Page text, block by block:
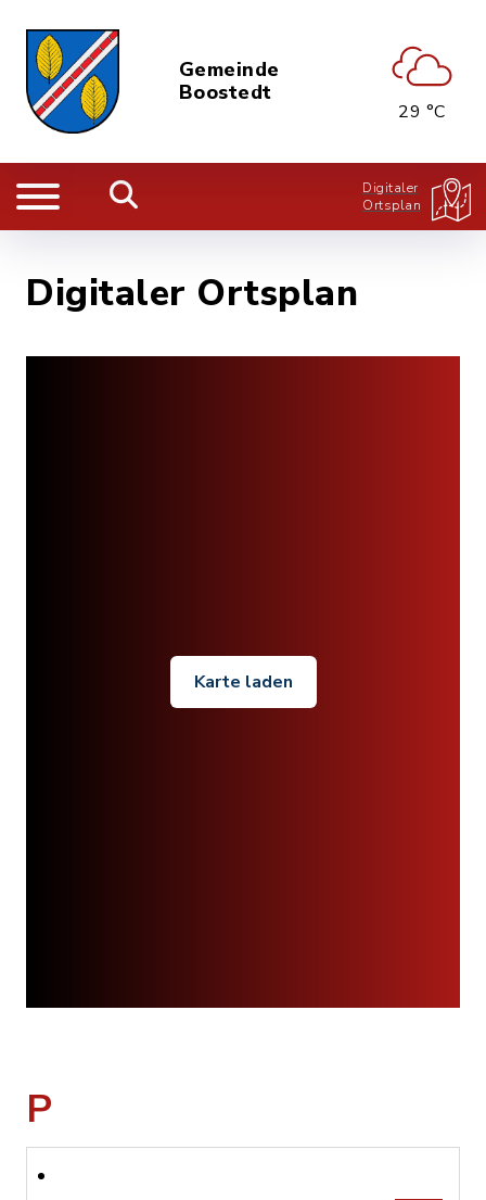
Gemeinde
Boostedt
29 °C
Digitaler
Ortsplan
Digitaler Ortsplan
Karte laden
P